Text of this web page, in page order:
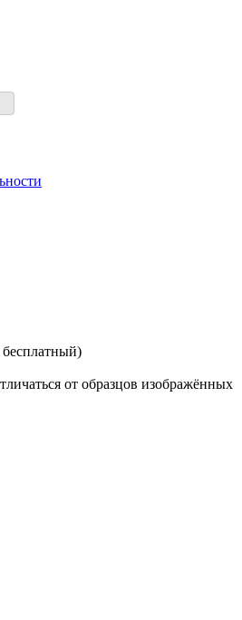
бесплатный)
от образцов изображённых